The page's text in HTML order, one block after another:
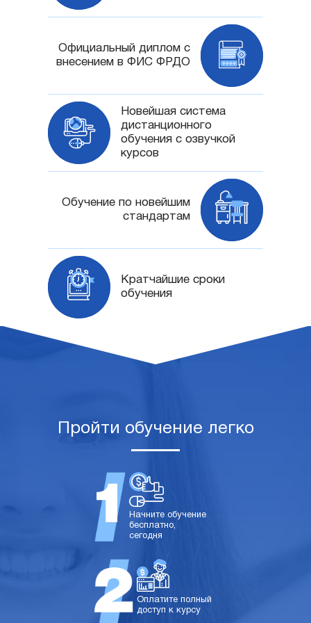
Официальный диплом с
внесением в ФИС ФРДО
Новейшая система
дистанционного
обучения с озвучкой
курсов
Обучение по новейшим
стандартам
Кратчайшие сроки
обучения
Пройти обучение легко
Начните обучение
бесплатно,
сегодня
Оплатите полный
доступ к курсу